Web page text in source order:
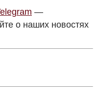
—
о наших новостях